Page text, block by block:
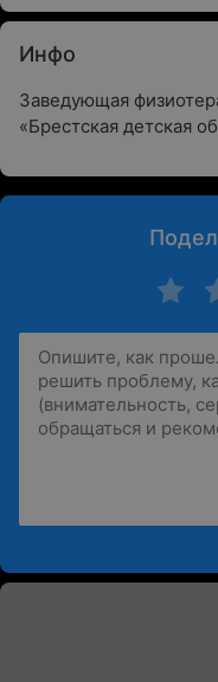
Инфо
Заведующая
«Брестская детская